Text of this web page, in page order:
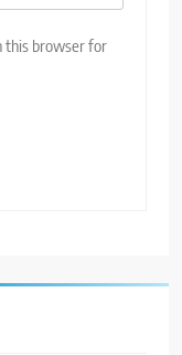
this browser for